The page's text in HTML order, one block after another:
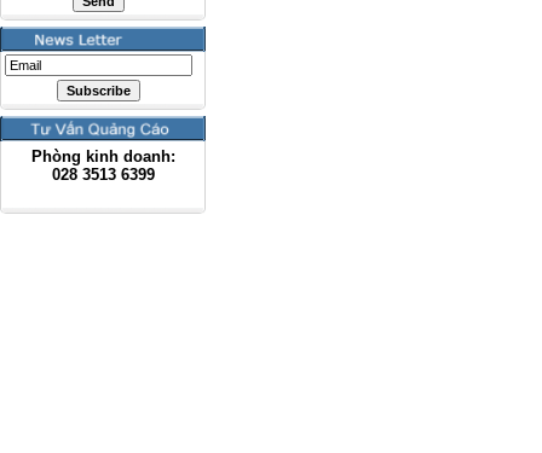
Phòng kinh doanh:
028 3513 6399